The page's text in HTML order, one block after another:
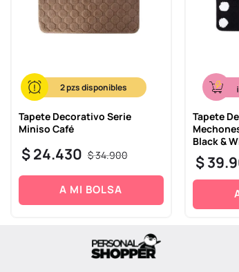
2
Tapete Decorativo Serie
Miniso Café
$34.900
$24.430
A MI BOLSA
Tapete
Black &
$39.